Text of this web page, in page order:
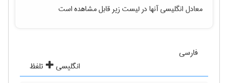
معادل انگلیسی آنها در لیست زیر قابل مشاهده است
فارسی
انگلیسی
تلفظ